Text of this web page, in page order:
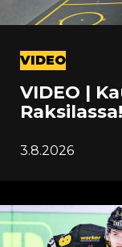
VIDEO
VIDEO |
Raksilassa!
3.8.2026